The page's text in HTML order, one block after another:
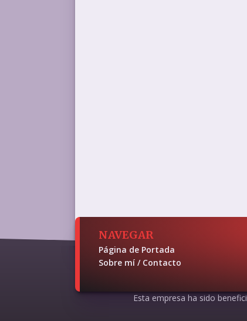
NAVEGAR
Página de Portada
Sobre mí / Contacto
Esta empresa ha sido